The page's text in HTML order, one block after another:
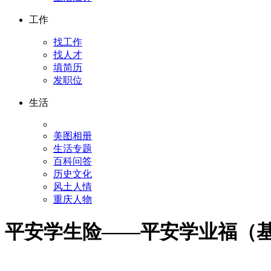
工作
找工作
找人才
填简历
发职位
生活
美图相册
生活专题
百科问答
历史文化
风土人情
重庆人物
平安学生险——平安学业福（